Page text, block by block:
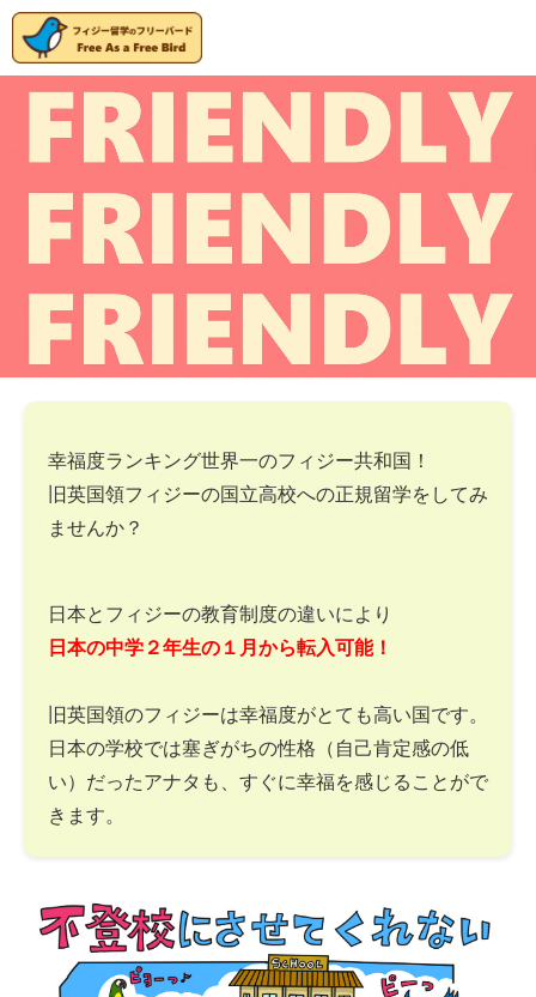
幸福度ランキング世界一のフィジー共和国！
旧英国領フィジーの国立高校への正規留学をしてみ
ませんか？
日本とフィジーの教育制度の違いにより
日本の中学２年生の１月から転入可能！
旧英国領のフィジーは幸福度がとても高い国です。
日本の学校では塞ぎがちの性格（自己肯定感の低
い）だったアナタも、すぐに幸福を感じることがで
きます。